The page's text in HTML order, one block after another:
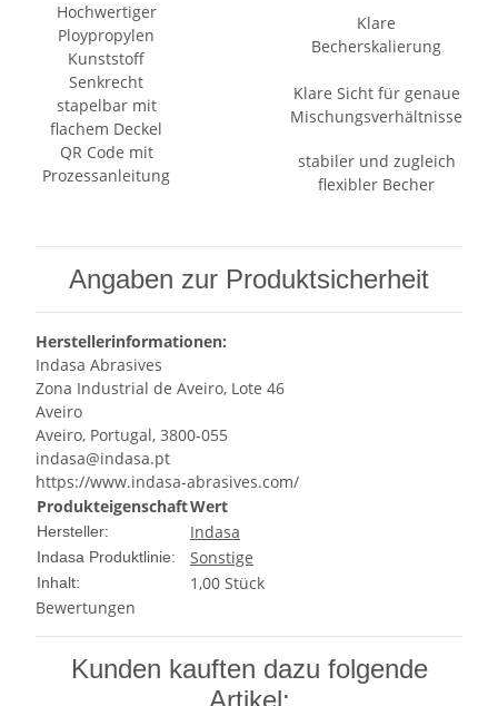
Hochwertiger
Ploypropylen
Kunststoff
Klare
Becherskalierung
Senkrecht
stapelbar mit
flachem Deckel
Klare Sicht für genaue
Mischungsverhältnisse
QR Code mit
Prozessanleitung
stabiler und zugleich
flexibler Becher
Angaben zur Produktsicherheit
Herstellerinformationen:
Indasa Abrasives
Zona Industrial de Aveiro, Lote 46
Aveiro
Aveiro, Portugal, 3800-055
indasa@indasa.pt
https://www.indasa-abrasives.com/
ProdukteigenschaftWert
Hersteller: Indasa
Indasa Produktlinie: Sonstige
Inhalt:
1,00 Stück
Bewertungen
Kunden kauften dazu folgende